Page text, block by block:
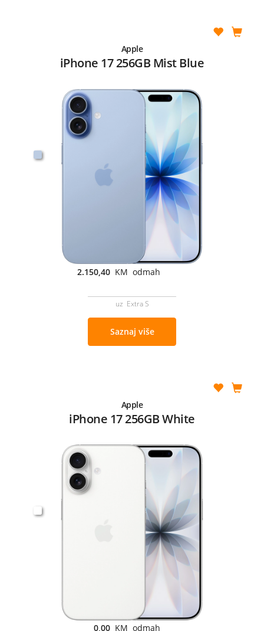
Apple
iPhone 17 256GB Mist Blue
2.150,40 KM odmah
uz Extra S
Saznaj više
Apple
iPhone 17 256GB White
0,00 KM odmah